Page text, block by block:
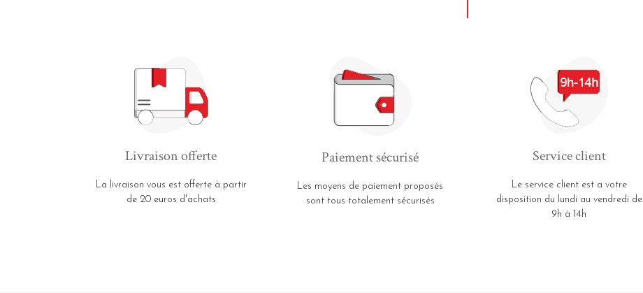
Livraison offerte
La livraison vous est offerte à partir
de 20 euros d'achats
Paiement sécurisé
Les moyens de paiement proposés
sont tous totalement sécurisés
Service client
Le service client est a votre
disposition du lundi au vendredi de
9h à 14h